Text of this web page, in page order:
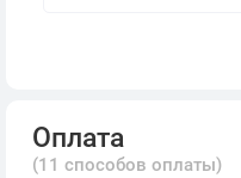
Оплата
(11 способов оплаты)